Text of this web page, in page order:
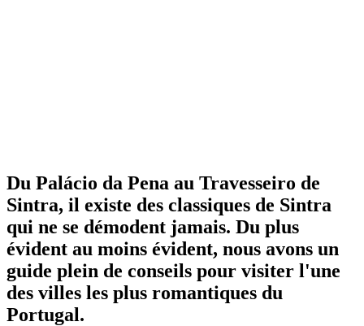
Du Palácio da Pena au Travesseiro de
Sintra, il existe des classiques de Sintra
qui ne se démodent jamais. Du plus
évident au moins évident, nous avons un
guide plein de conseils pour visiter l'une
des villes les plus romantiques du
Portugal.